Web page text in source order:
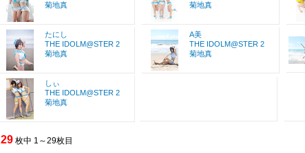
菊地真
菊地真
たにし
THE IDOLM@STER 2
菊地真
A美
THE IDOLM@STER 2
菊地真
しぃ
THE IDOLM@STER 2
菊地真
29 枚中 1～29枚目